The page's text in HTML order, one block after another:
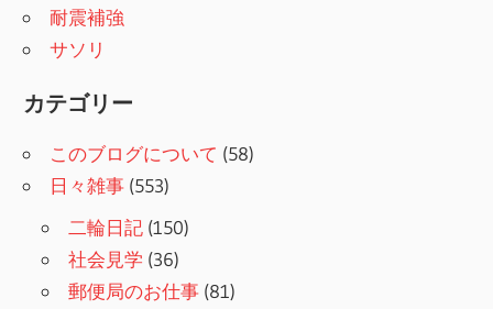
耐震補強
サソリ
カテゴリー
このブログについて (58)
日々雑事 (553)
二輪日記 (150)
社会見学 (36)
郵便局のお仕事 (81)